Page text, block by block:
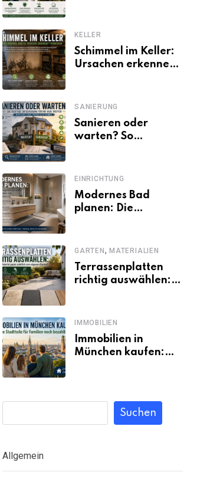
ökologische Wirkung
KELLER
Schimmel im Keller:
Ursachen erkennen
SANIERUNG
Sanieren oder
warten? So
unsicherer Kosten,
Zinsen und
Förderbedingungen
EINRICHTUNG
Modernes Bad
planen: Die
Umsetzung
GARTEN, MATERIALIEN
Terrassenplatten
richtig auswählen:
eigenen Garten?
IMMOBILIEN
Immobilien in
München kaufen:
Suchen
Allgemein